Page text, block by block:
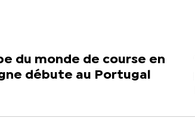
du monde de course en
débute au Portugal